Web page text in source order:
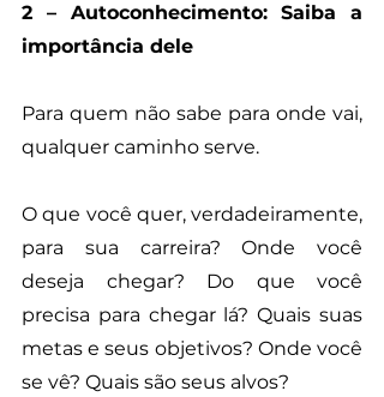
2 – Autoconhecimento: Saiba a
importância dele
Para quem não sabe para onde vai,
qualquer caminho serve.
O que você quer, verdadeiramente,
para sua carreira? Onde você
deseja chegar? Do que você
precisa para chegar lá? Quais suas
metas e seus objetivos? Onde você
se vê? Quais são seus alvos?